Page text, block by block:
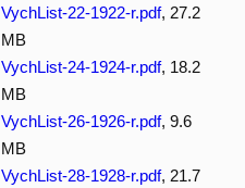
VychList-22-1922-r.pdf, 27.2
MB
VychList-24-1924-r.pdf, 18.2
MB
VychList-26-1926-r.pdf, 9.6
MB
VychList-28-1928-r.pdf, 21.7